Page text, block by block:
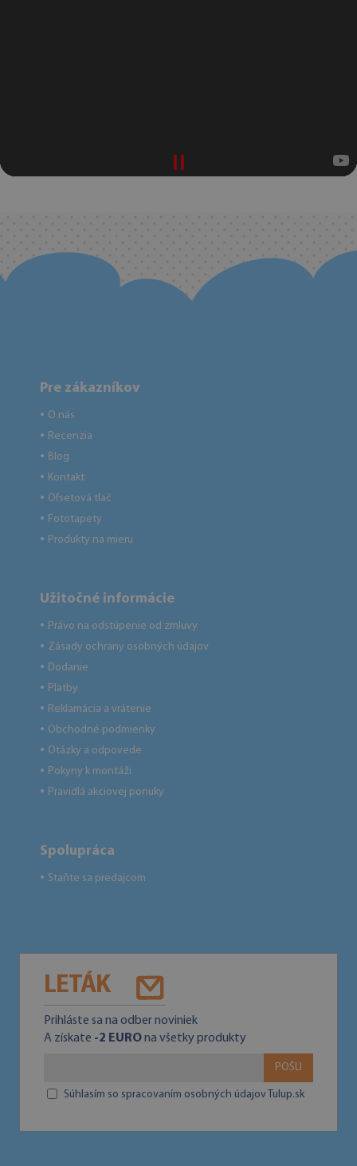
Pre zákazníkov
● O nás
● Recenzia
● Blog
● Kontakt
● Ofsetová tlač
● Fototapety
● Produkty na mieru
Užitočné informácie
● Právo na odstúpenie od zmluvy
● Zásady ochrany osobných údajov
● Dodanie
● Platby
● Reklamácia a vrátenie
● Obchodné podmienky
● Otázky a odpovede
● Pokyny k montáži
● Pravidlá akciovej ponuky
Spolupráca
● Staňte sa predajcom
LETÁK
Prihláste sa na odber noviniek
A získate -2 EUROna všetky produkty
POŠLI
Súhlasím so spracovaním osobných údajov Tulup.sk